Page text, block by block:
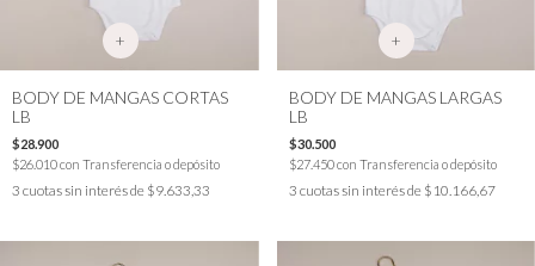
+
BODY DE MANGAS CORTAS
LB
$28.900
$26.010con Transferencia o depósito
3 cuotas sin interés de $9.633,33
+
BODY DE MANGAS LARGAS
LB
$30.500
$27.450con Transferencia o depósito
3 cuotas sin interés de $10.166,67